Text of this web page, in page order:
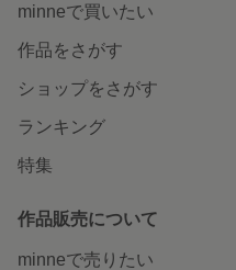
minneで買いたい
作品をさがす
ショップをさがす
ランキング
特集
作品販売について
minneで売りたい